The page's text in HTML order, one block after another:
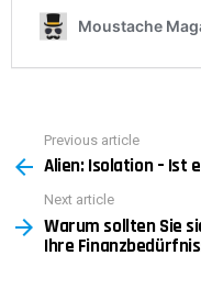
more
Previous article
Alien: Isolation – Ist
Next article
Warum sollten Sie
Ihre